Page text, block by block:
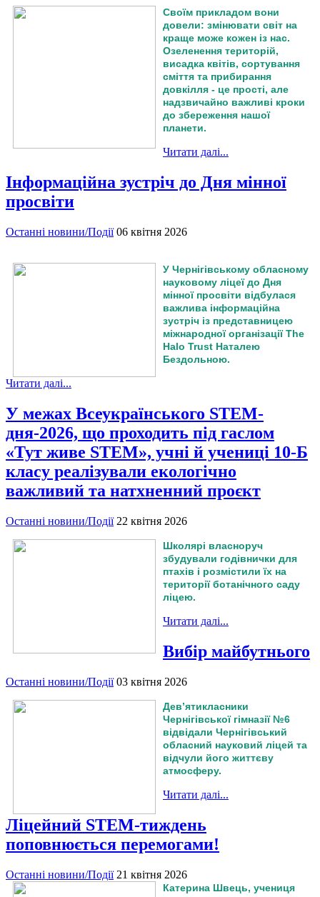
Своїм прикладом вони
довели: змінювати світ на
краще може кожен із нас.
Озеленення територій,
висадка квітів, сортування
сміття та прибирання
довкілля - це прості, але
надзвичайно важливі кроки
до збереження нашої
планети.
Читати далі...
Інформаційна зустріч до Дня мінної
просвіти
Останні новини/Події 06 квітня 2026
У Чернігівському обласному
науковому ліцеї до Дня
мінної просвіти відбулася
важлива інформаційна
зустріч із представницею
міжнародної організації The
Halo Trust Наталею
Бездольною.
Читати далі...
У межах Всеукраїнського STEM-
дня-2026, що проходить під гаслом
«Тут живе STEM», учні й учениці 10-Б
класу реалізували екологічно
важливий та натхненний проєкт
Останні новини/Події 22 квітня 2026
Школярі власноруч
збудували годівнички для
птахів і розмістили їх на
території ботанічного саду
ліцею.
Читати далі...
Вибір майбутнього
Останні новини/Події 03 квітня 2026
Дев’ятикласники
Чернігівської гімназії №6
відвідали Чернігівський
обласний науковий ліцей та
відчули його життєву
атмосферу.
Читати далі...
Ліцейний STEM-тиждень
поповнюється перемогами!
Останні новини/Події 21 квітня 2026
Катерина Швець, учениця